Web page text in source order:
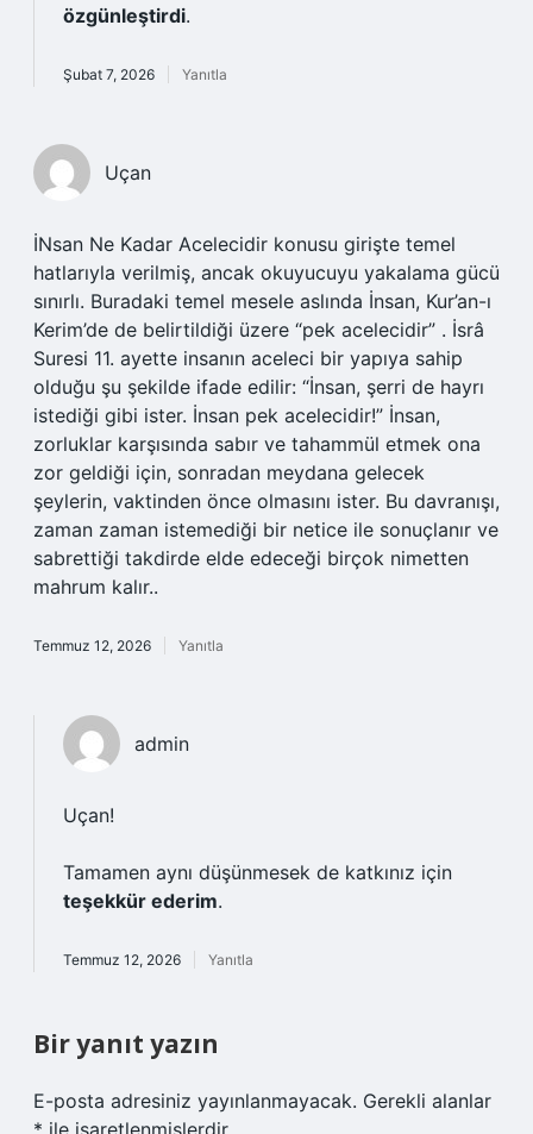
özgünleştirdi.
Şubat 7, 2026 Yanıtla
Uçan
İNsan Ne Kadar Acelecidir konusu girişte temel
hatlarıyla verilmiş, ancak okuyucuyu yakalama gücü
sınırlı. Buradaki temel mesele aslında İnsan, Kur’an-ı
Kerim’de de belirtildiği üzere “pek acelecidir” . İsrâ
Suresi 11. ayette insanın aceleci bir yapıya sahip
olduğu şu şekilde ifade edilir: “İnsan, şerri de hayrı
istediği gibi ister. İnsan pek acelecidir!” İnsan,
zorluklar karşısında sabır ve tahammül etmek ona
zor geldiği için, sonradan meydana gelecek
şeylerin, vaktinden önce olmasını ister. Bu davranışı,
zaman zaman istemediği bir netice ile sonuçlanır ve
sabrettiği takdirde elde edeceği birçok nimetten
mahrum kalır..
Temmuz 12, 2026 Yanıtla
admin
Uçan!
Tamamen aynı düşünmesek de katkınız için
teşekkür ederim.
Temmuz 12, 2026 Yanıtla
Bir yanıt yazın
E-posta adresiniz yayınlanmayacak. Gerekli alanlar
* ile işaretlenmişlerdir